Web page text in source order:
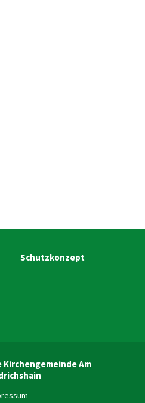
Schutzkonzept
Am